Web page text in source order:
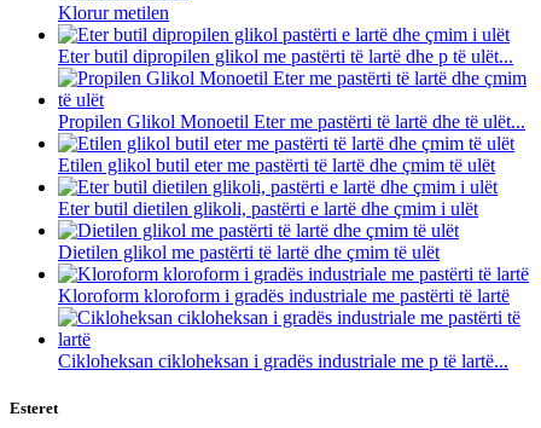
Klorur metilen
Eter butil dipropilen glikol me pastërti të lartë dhe p të ulët...
Propilen Glikol Monoetil Eter me pastërti të lartë dhe të ulët...
Etilen glikol butil eter me pastërti të lartë dhe çmim të ulët
Eter butil dietilen glikoli, pastërti e lartë dhe çmim i ulët
Dietilen glikol me pastërti të lartë dhe çmim të ulët
Kloroform kloroform i gradës industriale me pastërti të lartë
Cikloheksan cikloheksan i gradës industriale me p të lartë...
Esteret